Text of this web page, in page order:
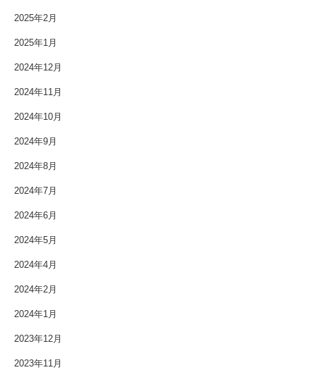
2025年2月
2025年1月
2024年12月
2024年11月
2024年10月
2024年9月
2024年8月
2024年7月
2024年6月
2024年5月
2024年4月
2024年2月
2024年1月
2023年12月
2023年11月